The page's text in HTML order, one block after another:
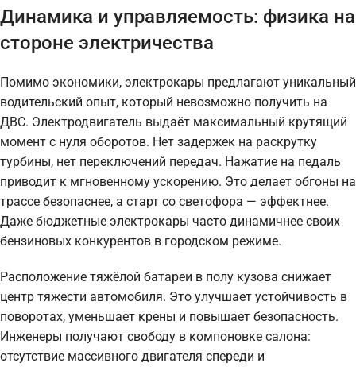
Динамика и управляемость: физика на
стороне электричества
Помимо экономики, электрокары предлагают уникальный
водительский опыт, который невозможно получить на
ДВС. Электродвигатель выдаёт максимальный крутящий
момент с нуля оборотов. Нет задержек на раскрутку
турбины, нет переключений передач. Нажатие на педаль
приводит к мгновенному ускорению. Это делает обгоны на
трассе безопаснее, а старт со светофора — эффектнее.
Даже бюджетные электрокары часто динамичнее своих
бензиновых конкурентов в городском режиме.
Расположение тяжёлой батареи в полу кузова снижает
центр тяжести автомобиля. Это улучшает устойчивость в
поворотах, уменьшает крены и повышает безопасность.
Инженеры получают свободу в компоновке салона:
отсутствие массивного двигателя спереди и